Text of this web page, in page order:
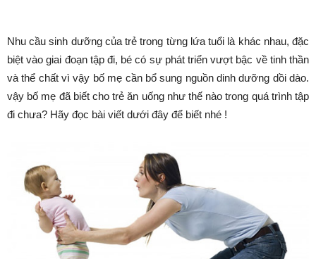
Nhu cầu sinh dưỡng của trẻ trong từng lứa tuổi là khác nhau, đặc
biệt vào giai đoạn tập đi, bé có sự phát triển vượt bậc về tinh thần
và thể chất vì vậy bố mẹ cần bổ sung nguồn dinh dưỡng dồi dào.
vậy bố mẹ đã biết cho trẻ ăn uống như thế nào trong quá trình tập
đi chưa? Hãy đọc bài viết dưới đây để biết nhé !